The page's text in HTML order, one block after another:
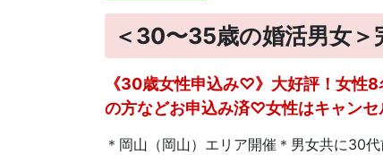
＜30〜35歳の婚活男女
《30歳女性申込み♡》大好評！女性
の方などお申込み済♡女性はキャン
＊岡山（岡山）エリア開催＊男女共に30